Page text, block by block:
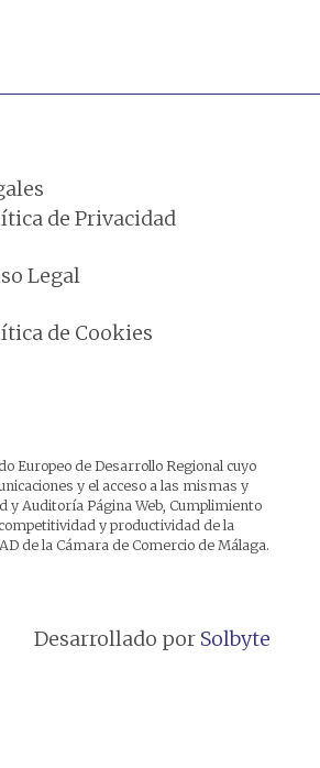
de Privacidad
Legal
de Cookies
Europeo de Desarrollo Regional cuyo
y el acceso a las mismas y
y Auditoría Página Web, Cumplimiento
y productividad de la
de la Cámara de Comercio de Málaga.
Desarrollado por Solbyte